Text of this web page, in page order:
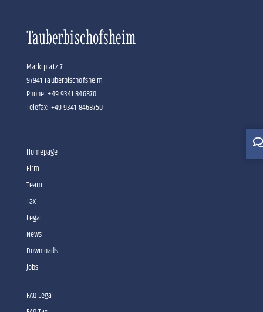
Tauberbischofsheim
Marktplatz 7
97941 Tauberbischofsheim
Phone: +49 9341 846870
Telefax: +49 9341 8468750
Homepage
Firm
Team
Tax
Legal
News
Downloads
Jobs
FAQ Legal